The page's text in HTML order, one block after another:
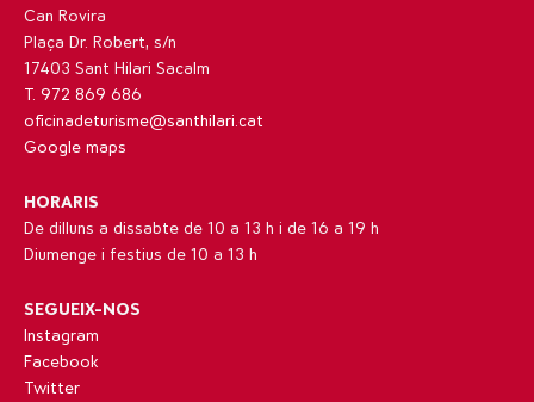
Can Rovira
Plaça Dr. Robert, s/n
17403 Sant Hilari Sacalm
T. 972 869 686
oficinadeturisme@santhilari.cat
Google maps
HORARIS
De dilluns a dissabte de 10 a 13 h i de 16 a 19 h
Diumenge i festius de 10 a 13 h
SEGUEIX-NOS
Instagram
Facebook
Twitter